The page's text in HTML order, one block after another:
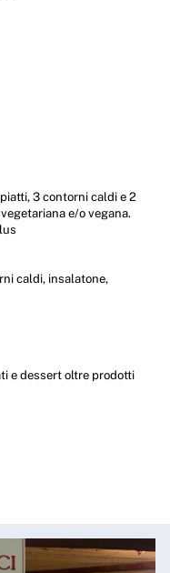
3 contorni caldi e 2
e/o vegana.
caldi, insalatone,
e dessert oltre prodotti